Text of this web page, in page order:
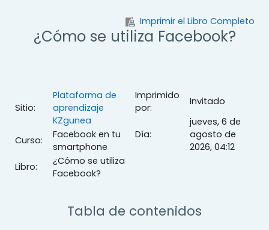
Imprimir el Libro Completo
¿Cómo se utiliza Facebook?
Sitio:
Plataforma de
aprendizaje
KZgunea
Curso:
Facebook en tu
smartphone
Libro:
¿Cómo se utiliza
Facebook?
Imprimido
por:
Invitado
Día:
jueves, 6 de
agosto de
2026, 04:12
Tabla de contenidos